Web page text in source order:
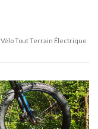
Vélo Tout Terrain Électrique